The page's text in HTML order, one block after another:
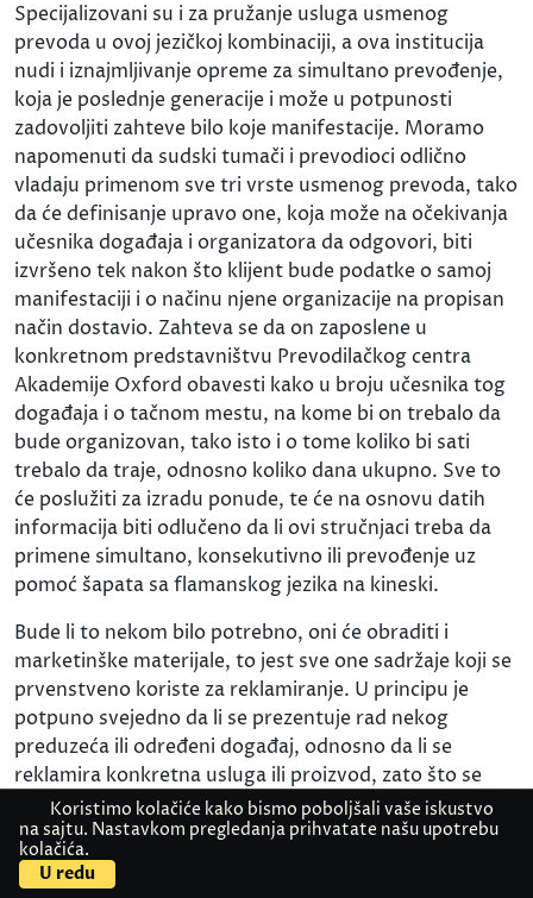
Specijalizovani su i za pružanje usluga usmenog
prevoda u ovoj jezičkoj kombinaciji, a ova institucija
nudi i iznajmljivanje opreme za simultano prevođenje,
koja je poslednje generacije i može u potpunosti
zadovoljiti zahteve bilo koje manifestacije. Moramo
napomenuti da sudski tumači i prevodioci odlično
vladaju primenom sve tri vrste usmenog prevoda, tako
da će definisanje upravo one, koja može na očekivanja
učesnika događaja i organizatora da odgovori, biti
izvršeno tek nakon što klijent bude podatke o samoj
manifestaciji i o načinu njene organizacije na propisan
način dostavio. Zahteva se da on zaposlene u
konkretnom predstavništvu Prevodilačkog centra
Akademije Oxford obavesti kako u broju učesnika tog
događaja i o tačnom mestu, na kome bi on trebalo da
bude organizovan, tako isto i o tome koliko bi sati
trebalo da traje, odnosno koliko dana ukupno. Sve to
će poslužiti za izradu ponude, te će na osnovu datih
informacija biti odlučeno da li ovi stručnjaci treba da
primene simultano, konsekutivno ili prevođenje uz
pomoć šapata sa flamanskog jezika na kineski.
Bude li to nekom bilo potrebno, oni će obraditi i
marketinške materijale, to jest sve one sadržaje koji se
prvenstveno koriste za reklamiranje. U principu je
potpuno svejedno da li se prezentuje rad nekog
preduzeća ili određeni događaj, odnosno da li se
reklamira konkretna usluga ili proizvod, zato što se
direktni prevodi marketinških materijala sa
flamanskog jezika na kineski vrše primarno uz
poštovanje pravila te struke. Dakle, prilikom obrade
kataloga, flajera ili brošura, odnosno PR tekstova i
Kontaktirajte nas
Koristimo kolačiće kako bismo poboljšali vaše iskustvo
na sajtu. Nastavkom pregledanja prihvatate našu upotrebu
kolačića.
U redu